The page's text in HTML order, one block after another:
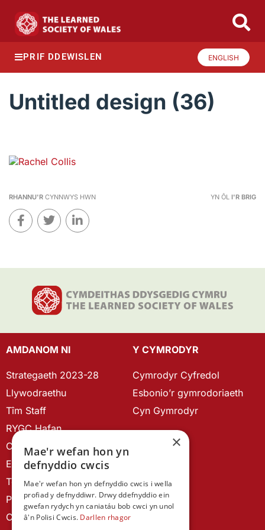
PRIF DDEWISLEN ENGLISH
Untitled design (36)
RHANNU'R CYNNWYS HWN YN ÔL I'R BRIG
AMDANOM NI
Strategaeth 2023-28
Llywodraethu
Tîm Staff
RYGC Hafan
Canllawiau brandio
Ein Hanes
Telerau ac Amodau
Polisi Preifatrwydd
Cysylltu â ni
Y CYMRODYR
Cymrodyr Cyfredol
Esbonio’r gymrodoriaeth
Cyn Gymrodyr
×
Mae'r wefan hon yn
defnyddio cwcis
Mae'r wefan hon yn defnyddio cwcis i wella
profiad y defnyddiwr. Drwy ddefnyddio ein
gwefan rydych yn caniatáu bob cwci yn unol
â'n Polisi Cwcis. Darllen rhagor